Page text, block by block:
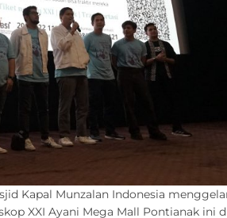
Kapal Munzalan Indonesia
XXI Ayani Mega Mall Pontianak